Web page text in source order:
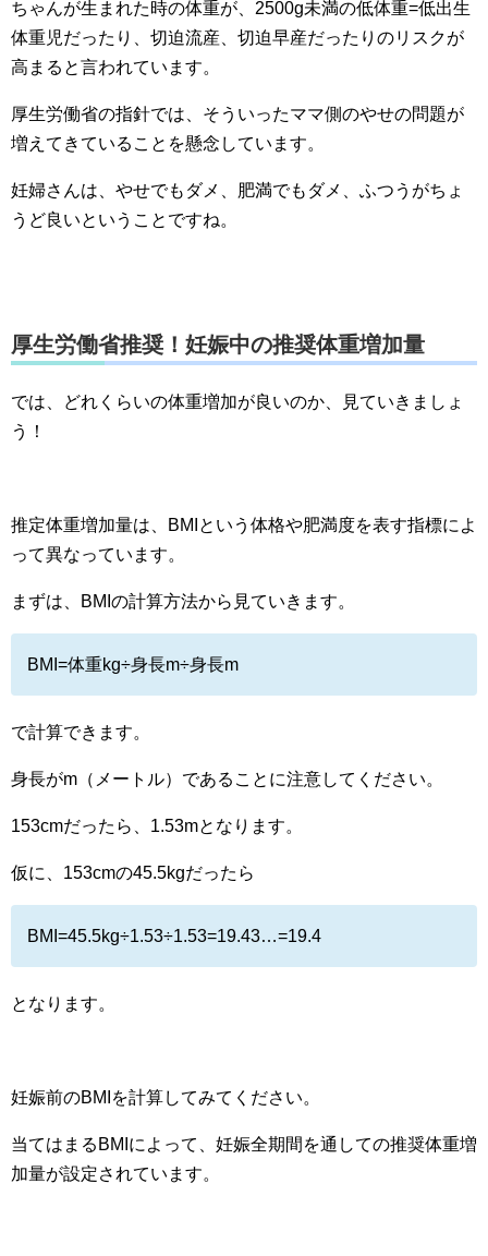
ちゃんが生まれた時の体重が、2500g未満の低体重=低出生
体重児だったり、切迫流産、切迫早産だったりのリスクが
高まると言われています。
厚生労働省の指針では、そういったママ側のやせの問題が
増えてきていることを懸念しています。
妊婦さんは、やせでもダメ、肥満でもダメ、ふつうがちょ
うど良いということですね。
厚生労働省推奨！妊娠中の推奨体重増加量
では、どれくらいの体重増加が良いのか、見ていきましょ
う！
推定体重増加量は、BMIという体格や肥満度を表す指標によ
って異なっています。
まずは、BMIの計算方法から見ていきます。
BMI=体重kg÷身長m÷身長m
で計算できます。
身長がm（メートル）であることに注意してください。
153cmだったら、1.53mとなります。
仮に、153cmの45.5kgだったら
BMI=45.5kg÷1.53÷1.53=19.43…=19.4
となります。
妊娠前のBMIを計算してみてください。
当てはまるBMIによって、妊娠全期間を通しての推奨体重増
加量が設定されています。